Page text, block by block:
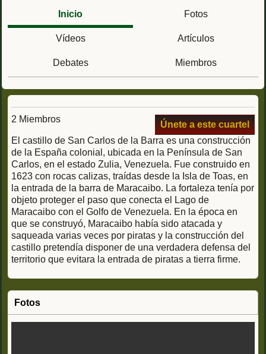
Inicio Fotos
Vídeos Artículos
Debates Miembros
2 Miembros
Únete a este cuartel
El castillo de San Carlos de la Barra es una construcción
de la España colonial, ubicada en la Península de San
Carlos, en el estado Zulia, Venezuela. Fue construido en
1623 con rocas calizas, traídas desde la Isla de Toas, en
la entrada de la barra de Maracaibo. La fortaleza tenía por
objeto proteger el paso que conecta el Lago de
Maracaibo con el Golfo de Venezuela. En la época en
que se construyó, Maracaibo había sido atacada y
saqueada varias veces por piratas y la construcción del
castillo pretendía disponer de una verdadera defensa del
territorio que evitara la entrada de piratas a tierra firme.
Fotos